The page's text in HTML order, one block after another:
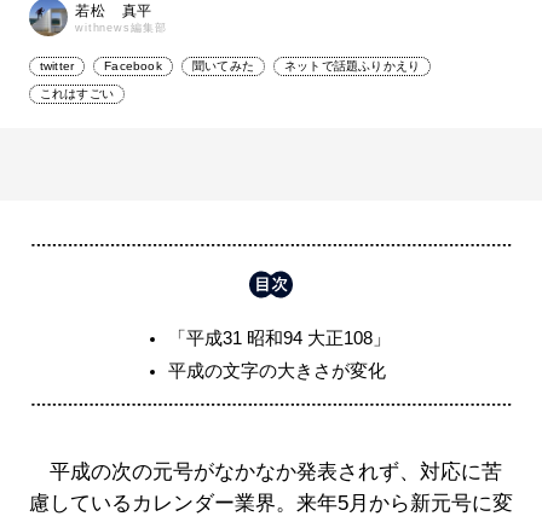
若松 真平
withnews編集部
twitter Facebook 聞いてみた ネットで話題ふりかえり
これはすごい
「平成31 昭和94 大正108」
平成の文字の大きさが変化
平成の次の元号がなかなか発表されず、対応に苦
慮しているカレンダー業界。来年5月から新元号に変